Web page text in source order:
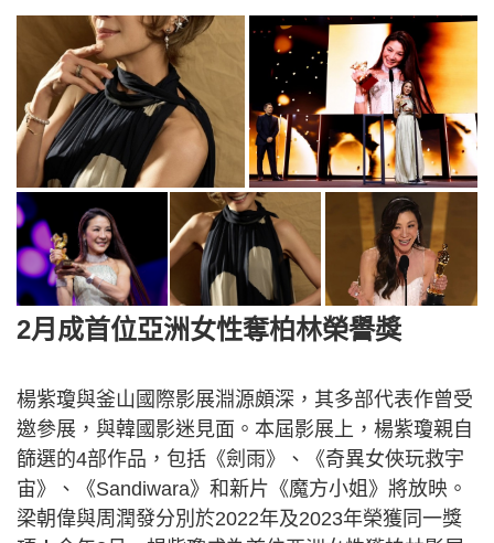
2月成首位亞洲女性奪柏林榮譽獎
楊紫瓊與釜山國際影展淵源頗深，其多部代表作曾受
邀參展，與韓國影迷見面。本屆影展上，楊紫瓊親自
篩選的4部作品，包括《劍雨》、《奇異女俠玩救宇
宙》、《Sandiwara》和新片《魔方小姐》將放映。
梁朝偉與周潤發分別於2022年及2023年榮獲同一獎